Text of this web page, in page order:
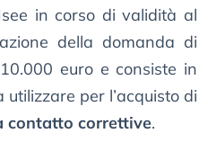
in corso di validità al
della domanda di
euro e consiste in
utilizzare per l’acquisto di
contatto correttive.